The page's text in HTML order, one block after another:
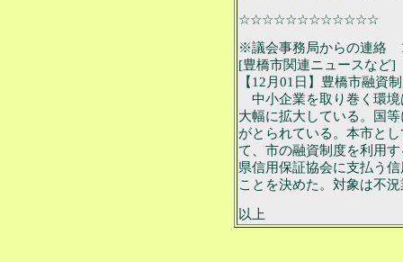
☆☆☆☆☆☆☆☆☆☆☆☆
※議会事務局からの連絡
[豊橋市関連ニュースなど]
【12月01日】豊橋市融資
中小企業を取り巻く環境
大幅に拡大している。国
がとられている。本市と
て、市の融資制度を利用
県信用保証協会に支払う
ことを決めた。対象は不
以上